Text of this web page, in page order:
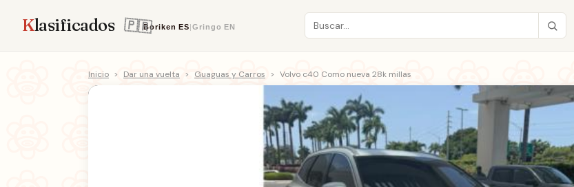
Klasificados Boriken ES|Gringo EN
Inicio > Dar una vuelta > Guaguas y Carros > Volvo c40 Como nueva 28k millas